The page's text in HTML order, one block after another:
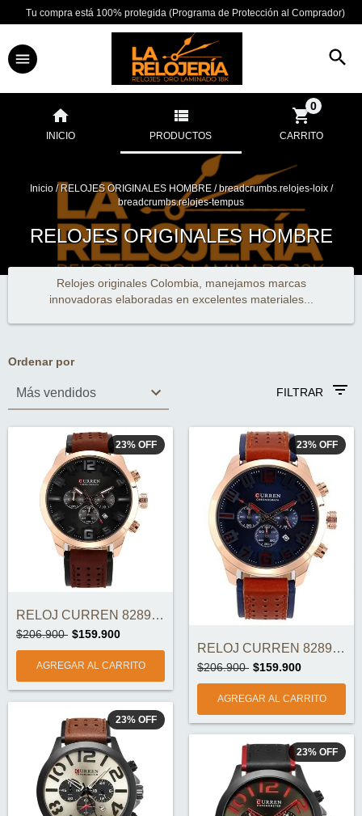
Tu compra está 100% protegida (Programa de Protección al Comprador)
INICIO PRODUCTOS CARRITO
0
Inicio / RELOJES ORIGINALES HOMBRE / breadcrumbs.relojes-loix /
breadcrumbs.relojes-tempus
RELOJES ORIGINALES HOMBRE
Relojes originales Colombia, manejamos marcas
innovadoras elaboradas en excelentes materiales...
Ordenar por
FILTRAR
23% OFF
RELOJ CURREN 8289-2 ORIGINAL
$206.900 $159.900
23% OFF
RELOJ CURREN 8289-1 ORIGINAL
$206.900 $159.900
23% OFF
23% OFF